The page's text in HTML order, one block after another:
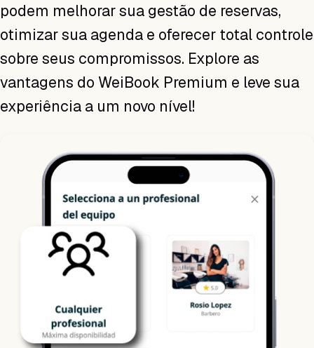
podem melhorar sua gestão de reservas,
otimizar sua agenda e oferecer total controle
sobre seus compromissos. Explore as
vantagens do WeiBook Premium e leve sua
experiência a um novo nível!